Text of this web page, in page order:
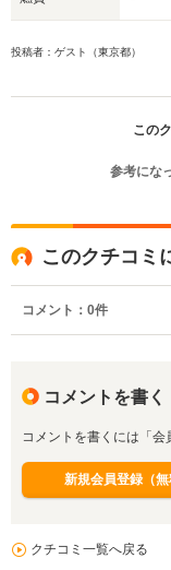
投稿者：ゲスト（東京都）
この
参考にな
このクチコミ
コメント： 0件
コメントを書く
コメントを書くには「会
新規会員登録（無
クチコミ一覧へ戻る